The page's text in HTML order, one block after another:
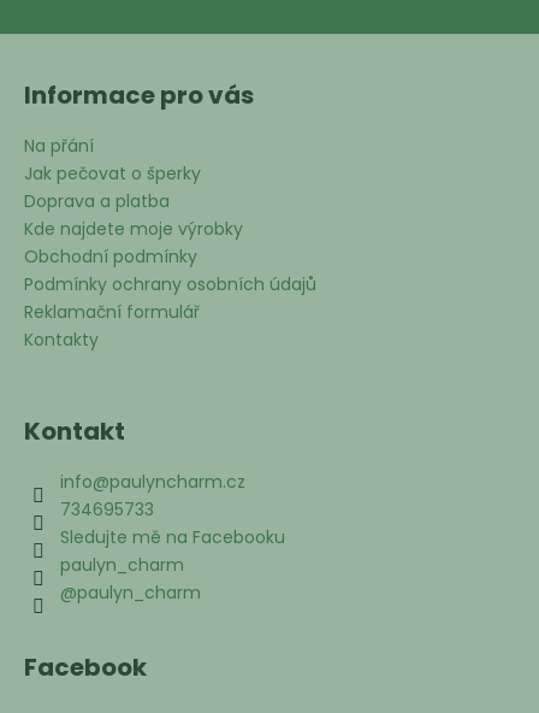
Informace pro vás
Na přání
Jak pečovat o šperky
Doprava a platba
Kde najdete moje výrobky
Obchodní podmínky
Podmínky ochrany osobních údajů
Reklamační formulář
Kontakty
Kontakt
info@paulyncharm.cz
734695733
Sledujte mě na Facebooku
paulyn_charm
@paulyn_charm
Facebook